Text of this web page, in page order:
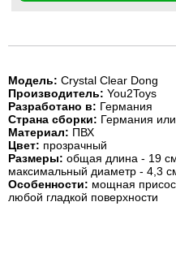
Модель: Crystal Clear Dong
Производитель: You2Toys
Разработано в: Германия
Страна сборки: Германия
Материал: ПВХ
Цвет: прозрачный
Размеры: общая длина - 19
максимальный диаметр - 4,3
Особенности: мощная
любой гладкой поверхности